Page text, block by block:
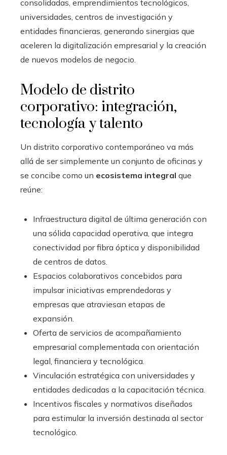
consolidadas, emprendimientos tecnológicos,
universidades, centros de investigación y
entidades financieras, generando sinergias que
aceleren la digitalización empresarial y la creación
de nuevos modelos de negocio.
Modelo de distrito
corporativo: integración,
tecnología y talento
Un distrito corporativo contemporáneo va más
allá de ser simplemente un conjunto de oficinas y
se concibe como un ecosistema integral que
reúne:
Infraestructura digital de última generación con
una sólida capacidad operativa, que integra
conectividad por fibra óptica y disponibilidad
de centros de datos.
Espacios colaborativos concebidos para
impulsar iniciativas emprendedoras y
empresas que atraviesan etapas de
expansión.
Oferta de servicios de acompañamiento
empresarial complementada con orientación
legal, financiera y tecnológica.
Vinculación estratégica con universidades y
entidades dedicadas a la capacitación técnica.
Incentivos fiscales y normativos diseñados
para estimular la inversión destinada al sector
tecnológico.